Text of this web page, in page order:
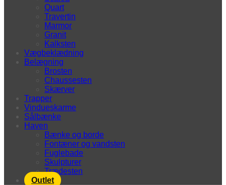
Quart
Travertin
Marmor
Granit
Kalksten
Vægbeklædning
Belægning
Brosten
Chaussesten
Skærver
Trapper
Vindueskarme
Sålbænke
Haven
Bænke og borde
Fontæner og vandsten
Fuglebade
Skulpturer
Trædesten
Outlet